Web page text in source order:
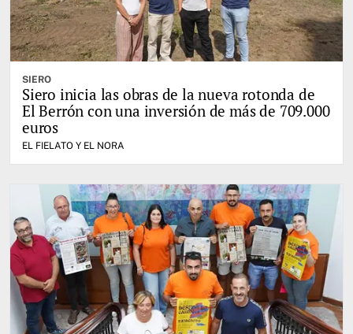
SIERO
Siero inicia las obras de la nueva rotonda de
El Berrón con una inversión de más de 709.000
euros
EL FIELATO Y EL NORA